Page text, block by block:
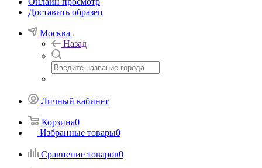
Доставить образец
Москва
Назад
Личный кабинет
Корзина0
Избранные товары0
Сравнение товаров0